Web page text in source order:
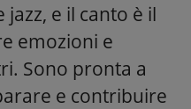
jazz, e il canto è il
emozioni e
Sono pronta a
e contribuire